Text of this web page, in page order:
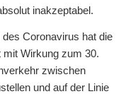
inakzeptabel.
Coronavirus hat die
mit Wirkung zum 30.
zwischen
und auf der Linie